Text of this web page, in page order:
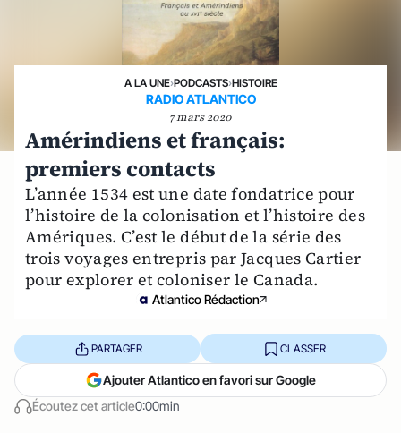
A LA UNE›PODCASTS›HISTOIRE
RADIO ATLANTICO
7 mars 2020
Amérindiens et français:
premiers contacts
L’année 1534 est une date fondatrice pour
l’histoire de la colonisation et l’histoire des
Amériques. C’est le début de la série des
trois voyages entrepris par Jacques Cartier
pour explorer et coloniser le Canada.
Atlantico Rédaction
Écoutez cet article0:00min
PARTAGER CLASSER
Ajouter Atlantico en favori sur Google